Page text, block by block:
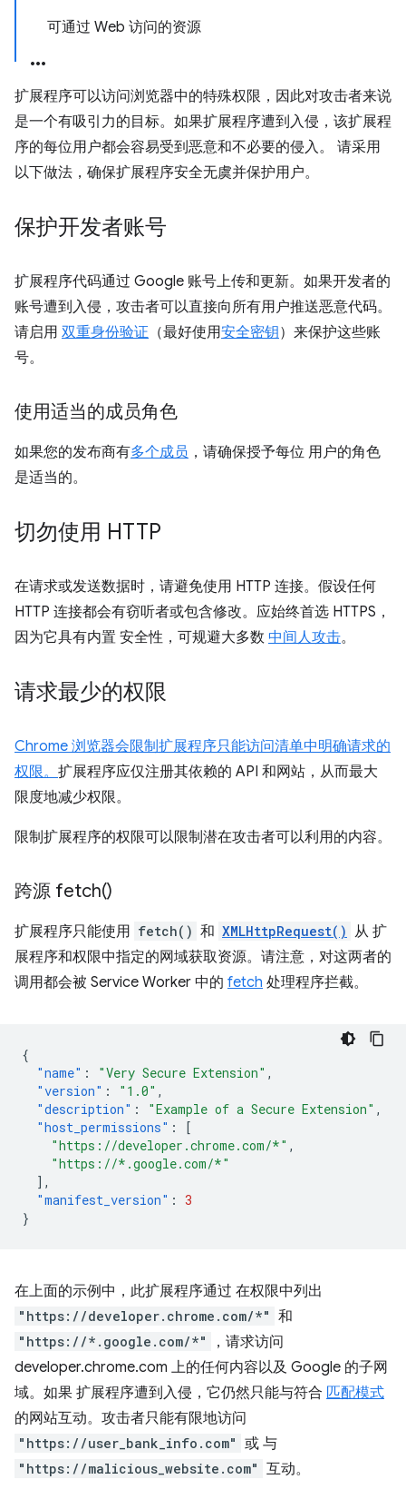
可通过 Web 访问的资源
扩展程序可以访问浏览器中的特殊权限，因此对攻击者来说
是一个有吸引力的目标。如果扩展程序遭到入侵，该扩展程
序的每位用户都会容易受到恶意和不必要的侵入。 请采用
以下做法，确保扩展程序安全无虞并保护用户。
保护开发者账号
扩展程序代码通过 Google 账号上传和更新。如果开发者的
账号遭到入侵，攻击者可以直接向所有用户推送恶意代码。
请启用 双重身份验证 （最好使用安全密钥）来保护这些账
号。
使用适当的成员角色
如果您的发布商有多个成员 ，请确保授予每位 用户的角色
是适当的。
切勿使用 HTTP
在请求或发送数据时，请避免使用 HTTP 连接。假设任何
HTTP 连接都会有窃听者或包含修改。应始终首选 HTTPS，
因为它具有内置 安全性，可规避大多数 中间人攻击。
请求最少的权限
Chrome 浏览器会限制扩展程序只能访问清单中明确请求的
权限。 扩展程序应仅注册其依赖的 API 和网站，从而最大
限度地减少权限。
限制扩展程序的权限可以限制潜在攻击者可以利用的内容。
跨源 fetch()
扩展程序只能使用 fetch() 和 XMLHttpRequest() 从 扩
展程序和权限中指定的网域获取资源。请注意，对这两者的
调用都会被 Service Worker 中的 fetch 处理程序拦截。
{
"name" : "Very Secure Extension" ,
"version" : "1.0" ,
"description" : "Example of a Secure Extension" ,
"host_permissions" :
[
"https://developer.chrome.com/*" ,
"https://*.google.com/*"
],
"manifest_version" : 3
}
在上面的示例中，此扩展程序通过 在权限中列出
"https://developer.chrome.com/*" 和
"https://*.google.com/*"
，请求访问
developer.chrome.com 上的任何内容以及 Google 的子网
域。如果 扩展程序遭到入侵，它仍然只能与符合 匹配模式
的网站互动。攻击者只能有限地访问
"https://user_bank_info.com" 或 与
"https://malicious_website.com" 互动。